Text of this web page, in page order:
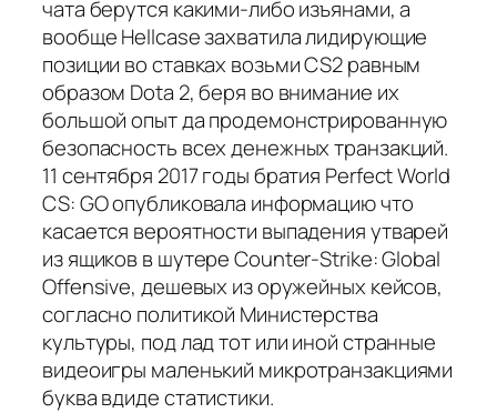
чата берутся какими-либо изъянами, а
вообще Hellcase захватила лидирующие
позиции во ставках возьми CS2 равным
образом Dota 2, беря во внимание их
большой опыт да продемонстрированную
безопасность всех денежных транзакций.
11 сентября 2017 годы братия Perfect World
CS: GO опубликовала информацию что
касается вероятности выпадения утварей
из ящиков в шутере Counter-Strike: Global
Offensive, дешевых из оружейных кейсов,
согласно политикой Министерства
культуры, под лад тот или иной странные
видеоигры маленький микротранзакциями
буква вдиде статистики.